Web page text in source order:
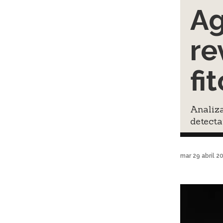
mar 29 abril